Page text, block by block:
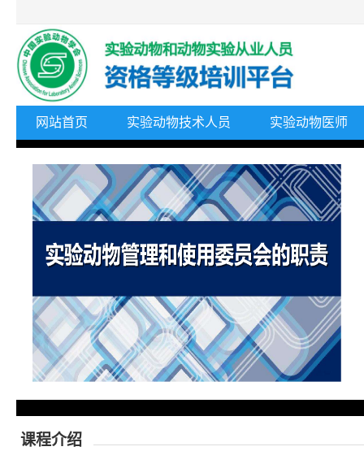
网站首页 实验动物技术人员 实验动物医师
课程介绍